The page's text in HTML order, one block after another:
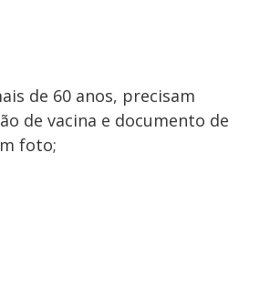
de 60 anos, precisam
de vacina e documento de
foto;